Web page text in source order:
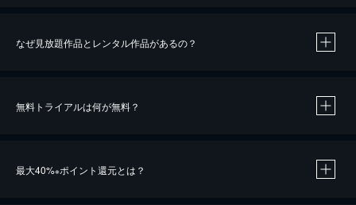
なぜ見放題作品とレンタル作品があるの？
無料トライアルは何が無料？
最大40%※ポイント還元とは？